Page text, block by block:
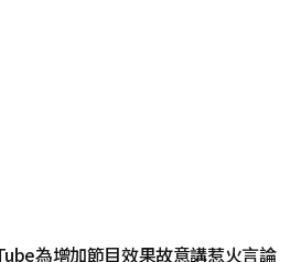
為增加節目效果故意講惹火言論